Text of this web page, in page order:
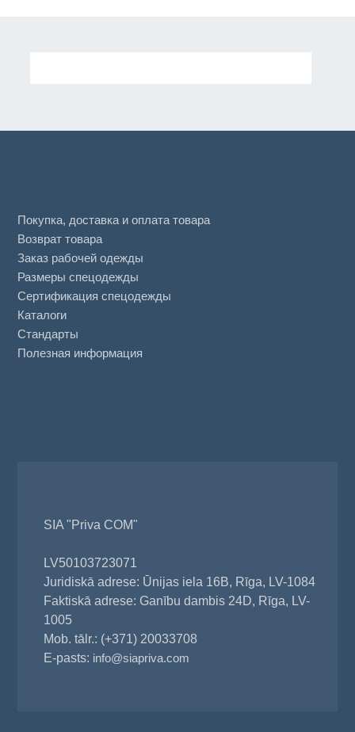
Покупка, доставка и оплата товара
Возврат товара
Заказ рабочей одежды
Размеры спецодежды
Сертификация спецодежды
Каталоги
Стандарты
Полезная информация
SIA "Priva COM"
LV50103723071
Juridiskā adrese: Ūnijas iela 16B, Rīga, LV-1084
Faktiskā adrese: Ganību dambis 24D, Rīga, LV-
1005
Mob. tālr.: (+371) 20033708
E-pasts: info@siapriva.com